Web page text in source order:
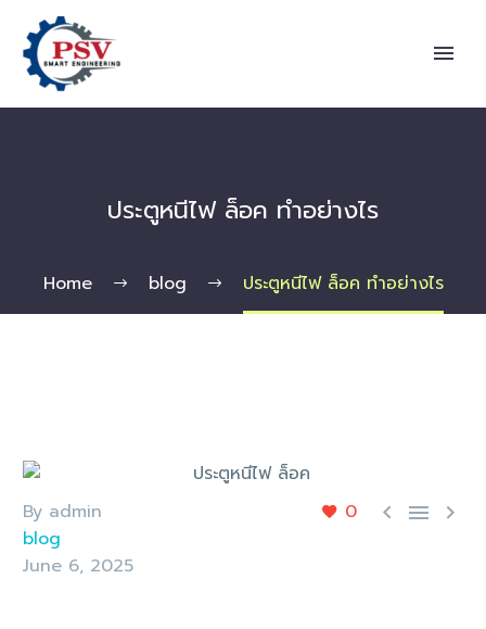
ประตูหนีไฟ ล็อค ทำอย่างไร
Home blog ประตูหนีไฟ ล็อค ทำอย่างไร
0   
By admin
blog
June 6, 2025